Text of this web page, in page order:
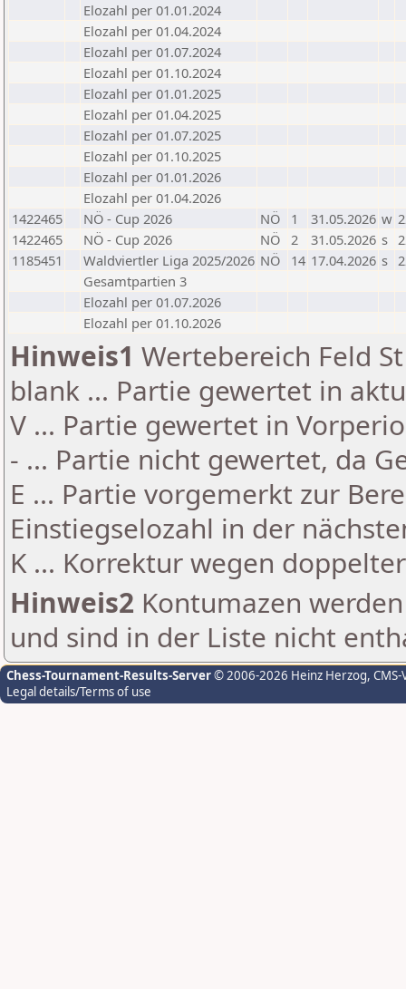
Elozahl per 01.01.2024
Elozahl per 01.04.2024
Elozahl per 01.07.2024
Elozahl per 01.10.2024
Elozahl per 01.01.2025
Elozahl per 01.04.2025
Elozahl per 01.07.2025
Elozahl per 01.10.2025
Elozahl per 01.01.2026
Elozahl per 01.04.2026
1422465
NÖ - Cup 2026 NÖ 1 31.05.2026 w
1422465
NÖ - Cup 2026 NÖ 2 31.05.2026 s
1185451
Waldviertler Liga 2025/2026 NÖ 14 17.04.2026 s
Gesamtpartien 3
Elozahl per 01.07.2026
Elozahl per 01.10.2026
Hinweis1 Wertebereich Feld
blank ... Partie gewertet in
V ... Partie gewertet in
- ... Partie nicht gewertet, da
E ... Partie vorgemerkt zur
Einstiegselozahl in der
K ... Korrektur wegen
Hinweis2 Kontumazen
und sind in der Liste nicht
Chess-Tournament-Results-Server© 2006-2026 Heinz Herzog,
Legal details/Terms of use